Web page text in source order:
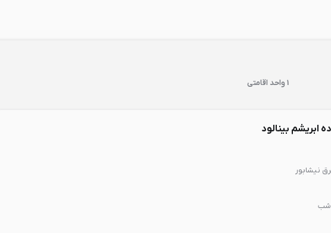
1 واحد اقامتی
ابریشم بینالود